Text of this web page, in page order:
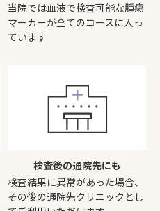
当院では血液で検査可能な腫瘍
マーカーが全てのコースに入っ
ています
検査後の通院先にも
検査結果に異常があった場合、
その後の通院先クリニックとし